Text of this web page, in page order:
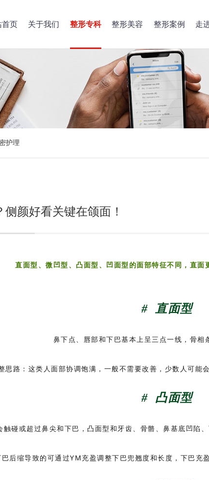
首页 关于我们 整形专科 整形美容 整形案例 走
护理
颜好看关键在颌面！
直面型、微凹型、凸面型、凹面型的面部特征不同，直面
# 直面型
鼻下点、唇部和下巴基本上呈三点一线，骨相
思路：这类人面部协调饱满，一般不需要改善，少数人可能
# 凸面型
触碰或超过鼻尖和下巴，凸面型和牙齿、骨骼、鼻基底凹陷
后缩导致的可通过YM充盈调整下巴兜翘度和长度，下巴充